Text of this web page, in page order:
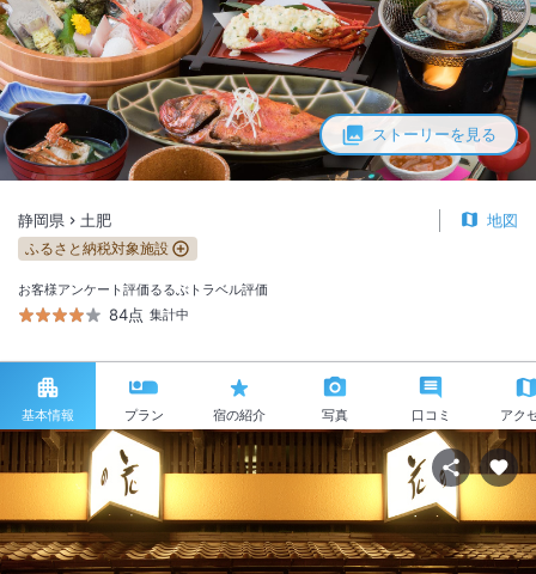
ストーリーを見る
静岡県 土肥 地図
ふるさと納税対象施設
お客様アンケート評価
84点
るるぶトラベル評価
集計中
基本情報 プラン 宿の紹介 写真 口コミ アク